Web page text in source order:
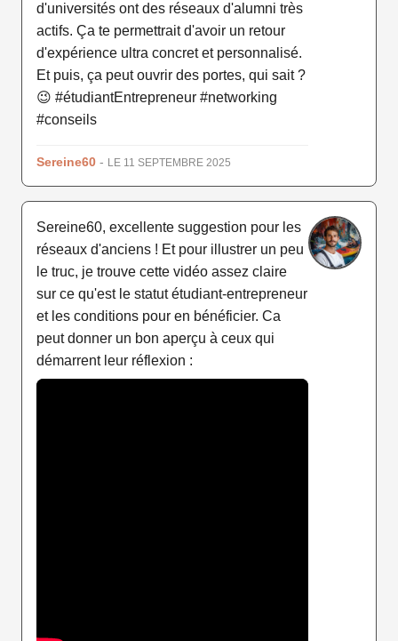
d'universités ont des réseaux d'alumni très
actifs. Ça te permettrait d'avoir un retour
d'expérience ultra concret et personnalisé.
Et puis, ça peut ouvrir des portes, qui sait ?
😉 #étudiantEntrepreneur #networking
#conseils
Sereine60 - LE 11 SEPTEMBRE 2025
Sereine60, excellente suggestion pour les
réseaux d'anciens ! Et pour illustrer un peu
le truc, je trouve cette vidéo assez claire
sur ce qu'est le statut étudiant-entrepreneur
et les conditions pour en bénéficier. Ca
peut donner un bon aperçu à ceux qui
démarrent leur réflexion :